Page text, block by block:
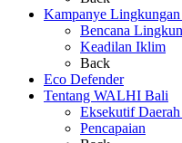
Kampanye
Bencana
Keadilan Iklim
Back
Eco Defender
Tentang WALHI Bali
Eksekutif
Pencapaian